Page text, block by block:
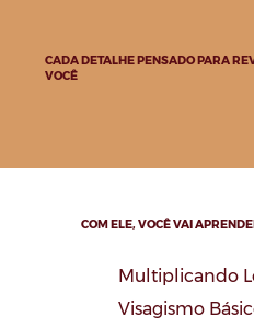
CADA DETALHE PENSADO PARA
VOCÊ
COM ELE, VOCÊ VAI
Multiplicando
Visagismo